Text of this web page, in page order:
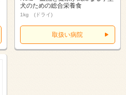
犬のための総合栄養食
1kg (ドライ)
取扱い病院